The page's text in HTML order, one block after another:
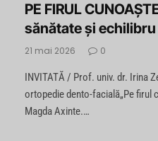
PE FIRUL
sănătate și
21 mai 2026 0
INVITATĂ / Prof. univ. dr. Irina
ortopedie dento-facială„Pe firul
Magda Axinte.…